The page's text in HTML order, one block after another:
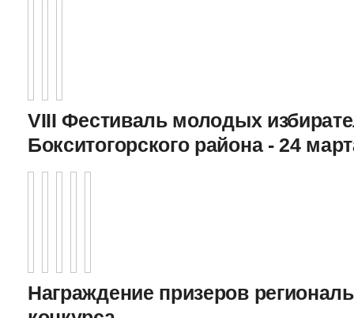
VIII Фестиваль молодых
Бокситогорского района - 24
Награждение призеров